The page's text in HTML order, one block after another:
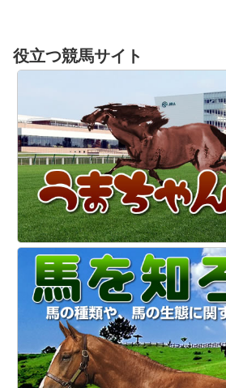
役立つ競馬サイト